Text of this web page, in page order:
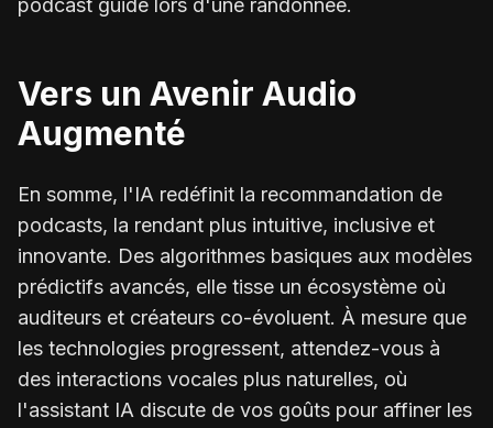
podcast guidé lors d'une randonnée.
Vers un Avenir Audio
Augmenté
En somme, l'IA redéfinit la recommandation de
podcasts, la rendant plus intuitive, inclusive et
innovante. Des algorithmes basiques aux modèles
prédictifs avancés, elle tisse un écosystème où
auditeurs et créateurs co-évoluent. À mesure que
les technologies progressent, attendez-vous à
des interactions vocales plus naturelles, où
l'assistant IA discute de vos goûts pour affiner les